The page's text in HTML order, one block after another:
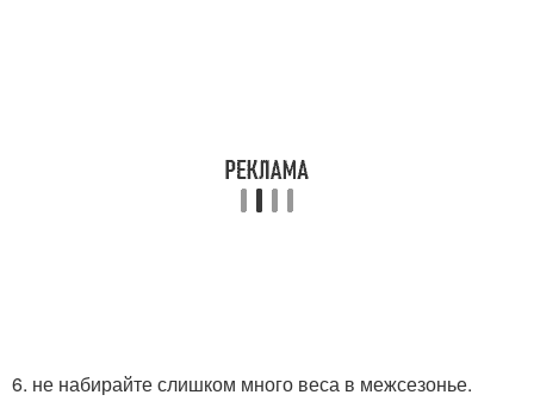
6. не набирайте слишком много веса в межсезонье.